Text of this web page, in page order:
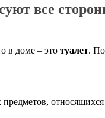
все
в доме – это туалет.